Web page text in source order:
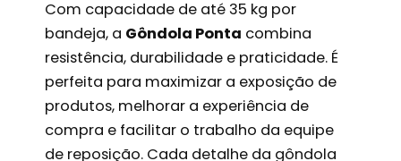
Com capacidade de até 35 kg por
bandeja, a Gôndola Ponta combina
resistência, durabilidade e praticidade. É
perfeita para maximizar a exposição de
produtos, melhorar a experiência de
compra e facilitar o trabalho da equipe
de reposição. Cada detalhe da gôndola